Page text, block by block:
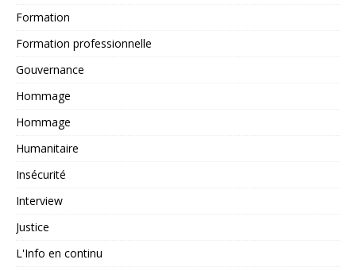
Formation
Formation professionnelle
Gouvernance
Hommage
Hommage
Humanitaire
Insécurité
Interview
Justice
L'Info en continu